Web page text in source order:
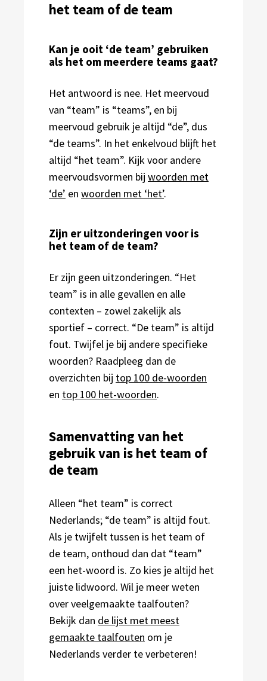
het team of de team
Kan je ooit ‘de team’ gebruiken
als het om meerdere teams gaat?
Het antwoord is nee. Het meervoud
van “team” is “teams”, en bij
meervoud gebruik je altijd “de”, dus
“de teams”. In het enkelvoud blijft het
altijd “het team”. Kijk voor andere
meervoudsvormen bij woorden met
‘de’ en woorden met ‘het’.
Zijn er uitzonderingen voor is
het team of de team?
Er zijn geen uitzonderingen. “Het
team” is in alle gevallen en alle
contexten – zowel zakelijk als
sportief – correct. “De team” is altijd
fout. Twijfel je bij andere specifieke
woorden? Raadpleeg dan de
overzichten bij top 100 de-woorden
en top 100 het-woorden.
Samenvatting van het
gebruik van is het team of
de team
Alleen “het team” is correct
Nederlands; “de team” is altijd fout.
Als je twijfelt tussen is het team of
de team, onthoud dan dat “team”
een het-woord is. Zo kies je altijd het
juiste lidwoord. Wil je meer weten
over veelgemaakte taalfouten?
Bekijk dan de lijst met meest
gemaakte taalfouten om je
Nederlands verder te verbeteren!